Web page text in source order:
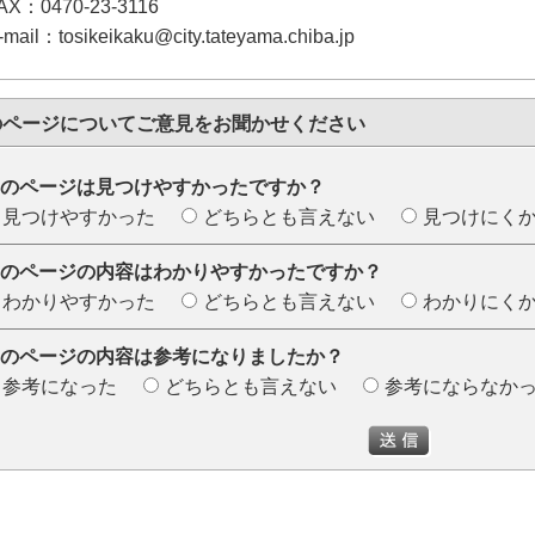
：0470-23-3116
mail：tosikeikaku@city.tateyama.chiba.jp
ページについてご意見をお聞かせください
ページは見つけやすかったですか？
見つけやすかった
どちらとも言えない 見つけにく
ページの内容はわかりやすかったですか？
わかりやすかった
どちらとも言えない わかりにく
ページの内容は参考になりましたか？
参考になった
どちらとも言えない 参考にならなか